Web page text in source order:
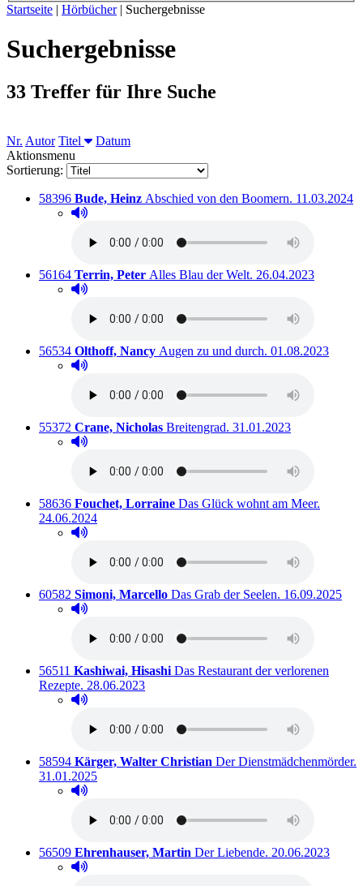
Sie sind hier:
Startseite | Hörbücher| Suchergebnisse
Suchergebnisse
33 Treffer für Ihre Suche
Nr. Autor Titel
Datum
Aktionsmenu
Sortierung:
Titelnummer:
58396 von
Bude, Heinz: Abschied von den Boomern. Ausleihbar
11.03.2024
Hörprobe abspielen
Hörprobe von Abschied von den Boomern.
Titelnummer:
56164 von
Terrin, Peter: Alles Blau der Welt. Ausleihbar seit dem
26.04.2023
Hörprobe abspielen
Hörprobe von Alles Blau der Welt.
Titelnummer:
56534 von
Olthoff, Nancy: Augen zu und durch. Ausleihbar seit
01.08.2023
Hörprobe abspielen
Hörprobe von Augen zu und durch.
Titelnummer:
55372 von
Crane, Nicholas: Breitengrad. Ausleihbar seit dem
31.01.2023
Hörprobe abspielen
Hörprobe von Breitengrad.
Titelnummer:
58636 von
Fouchet, Lorraine: Das Glück wohnt am Meer.
24.06.2024
Hörprobe abspielen
Hörprobe von Das Glück wohnt am Meer.
Titelnummer:
60582 von
Simoni, Marcello: Das Grab der Seelen. Ausleihbar seit
16.09.2025
Hörprobe abspielen
Hörprobe von Das Grab der Seelen.
Titelnummer:
56511 von
Kashiwai, Hisashi: Das Restaurant der verlorenen
Rezepte. Ausleihbar seit dem
28.06.2023
Hörprobe abspielen
Hörprobe von Das Restaurant der verlorenen
Titelnummer:
58594 von
Kärger, Walter Christian Der Dienstmädchenmörder.
Ausleihbar seit dem
31.01.2025
Hörprobe abspielen
Hörprobe von Der Dienstmädchenmörder.
Titelnummer:
56509 von
Ehrenhauser, Martin Der Liebende. Ausleihbar seit
20.06.2023
Hörprobe abspielen
Hörprobe von Der Liebende.